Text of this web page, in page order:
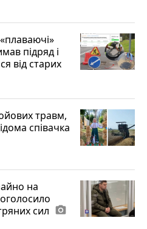
підряд і
від старих
травм,
співачка
на
сил photo_camera